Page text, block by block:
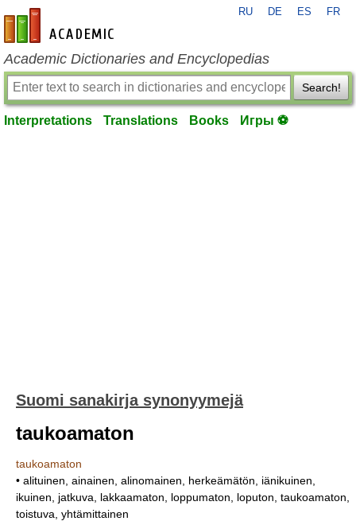
en-academic.com
RU DE ES FR
Academic Dictionaries and Encyclopedias
Search!
Interpretations Translations Books Игры ⚽
Suomi sanakirja synonyymejä
taukoamaton
taukoamaton
• alituinen, ainainen, alinomainen, herkeämätön, iänikuinen,
ikuinen, jatkuva, lakkaamaton, loppumaton, loputon, taukoamaton,
toistuva, yhtämittainen